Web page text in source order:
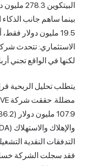
بينما ساهم جانب الذكاء
لكنها في الواقع تجني
يتطلب تحليل الربحية
والإهلاك والاستهلاك (EBITDA